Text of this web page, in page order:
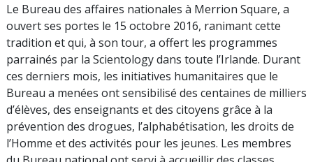
Le Bureau des affaires nationales à Merrion Square, a
ouvert ses portes le 15 octobre 2016, ranimant cette
tradition et qui, à son tour, a offert les programmes
parrainés par la Scientology dans toute l’Irlande. Durant
ces derniers mois, les initiatives humanitaires que le
Bureau a menées ont sensibilisé des centaines de milliers
d’élèves, des enseignants et des citoyens grâce à la
prévention des drogues, l’alphabétisation, les droits de
l’Homme et des activités pour les jeunes. Les membres